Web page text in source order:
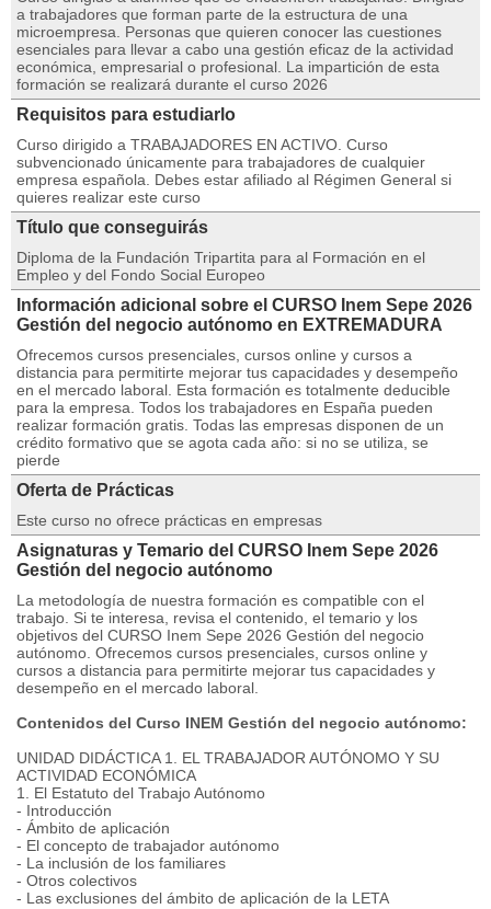
a trabajadores que forman parte de la estructura de una
microempresa. Personas que quieren conocer las cuestiones
esenciales para llevar a cabo una gestión eficaz de la actividad
económica, empresarial o profesional. La impartición de esta
formación se realizará durante el curso 2026
Requisitos para estudiarlo
Curso dirigido a TRABAJADORES EN ACTIVO. Curso
subvencionado únicamente para trabajadores de cualquier
empresa española. Debes estar afiliado al Régimen General si
quieres realizar este curso
Título que conseguirás
Diploma de la Fundación Tripartita para al Formación en el
Empleo y del Fondo Social Europeo
Información adicional sobre el CURSO Inem Sepe 2026
Gestión del negocio autónomo en EXTREMADURA
Ofrecemos cursos presenciales, cursos online y cursos a
distancia para permitirte mejorar tus capacidades y desempeño
en el mercado laboral. Esta formación es totalmente deducible
para la empresa. Todos los trabajadores en España pueden
realizar formación gratis. Todas las empresas disponen de un
crédito formativo que se agota cada año: si no se utiliza, se
pierde
Oferta de Prácticas
Este curso no ofrece prácticas en empresas
Asignaturas y Temario del CURSO Inem Sepe 2026
Gestión del negocio autónomo
La metodología de nuestra formación es compatible con el
trabajo. Si te interesa, revisa el contenido, el temario y los
objetivos del CURSO Inem Sepe 2026 Gestión del negocio
autónomo. Ofrecemos cursos presenciales, cursos online y
cursos a distancia para permitirte mejorar tus capacidades y
desempeño en el mercado laboral.
Contenidos del Curso INEM Gestión del negocio autónomo:
UNIDAD DIDÁCTICA 1. EL TRABAJADOR AUTÓNOMO Y SU
ACTIVIDAD ECONÓMICA
1. El Estatuto del Trabajo Autónomo
- Introducción
- Ámbito de aplicación
- El concepto de trabajador autónomo
- La inclusión de los familiares
- Otros colectivos
- Las exclusiones del ámbito de aplicación de la LETA